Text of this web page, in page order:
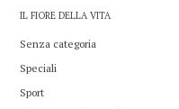
IL FIORE DELLA VITA
Senza categoria
Speciali
Sport